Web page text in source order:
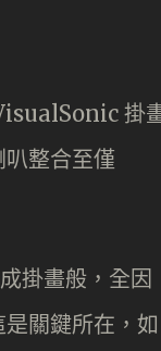
掛
整合至僅
掛畫般，全因
關鍵所在，如